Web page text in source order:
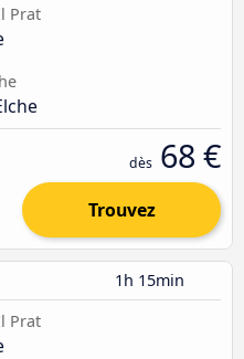
Prat
dès 68 €
Trouvez
1h 15min
Prat